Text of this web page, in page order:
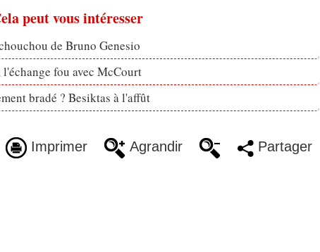
peut vous intéresser
de Bruno Genesio
fou avec McCourt
bradé ? Besiktas à l'affût
Imprimer Agrandir Partager